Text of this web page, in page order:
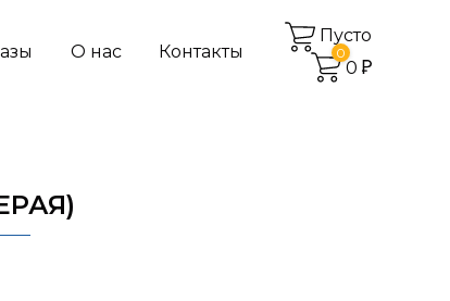
Пусто
0
0
О нас Контакты